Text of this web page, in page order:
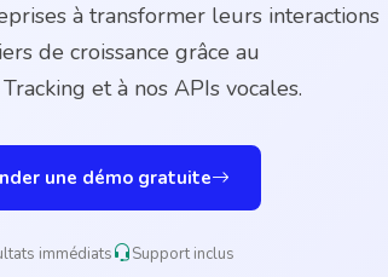
à transformer leurs interactions
de croissance grâce au
et à nos APIs vocales.
une démo gratuite
immédiats Support inclus